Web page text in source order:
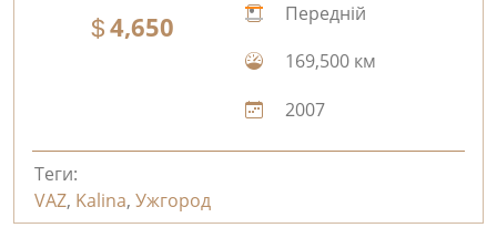
4,650
Передній
169,500 км
2007
Теги:
VAZ, Kalina, Ужгород